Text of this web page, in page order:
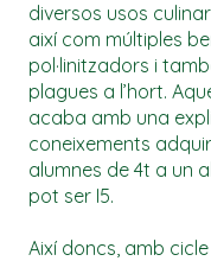
diversos usos
així com múltiples
pol·linitzadors i
plagues a l’hort.
acaba amb una
coneixements
alumnes de 4t a un
pot ser I5.
Així doncs, amb